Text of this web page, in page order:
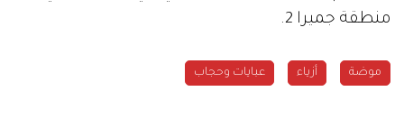
منطقة جميرا 2.
موضة أزياء عبايات وحجاب